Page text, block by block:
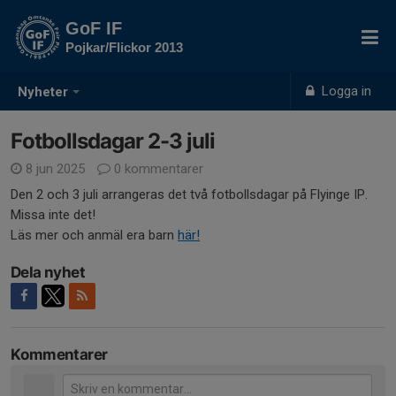
Nyheter Logga in
GoF IF
Pojkar/Flickor 2013
Fotbollsdagar 2-3 juli
8 jun 2025
0 kommentarer
Den 2 och 3 juli arrangeras det två fotbollsdagar på Flyinge IP.
Missa inte det!
Läs mer och anmäl era barn här!
Dela nyhet
Kommentarer